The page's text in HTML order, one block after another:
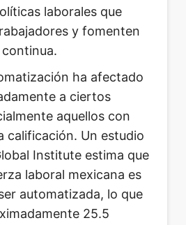
laborales que
y fomenten
ha afectado
a ciertos
aquellos con
calificación. Un estudio
Institute estima que
laboral mexicana es
automatizada, lo que
25.5